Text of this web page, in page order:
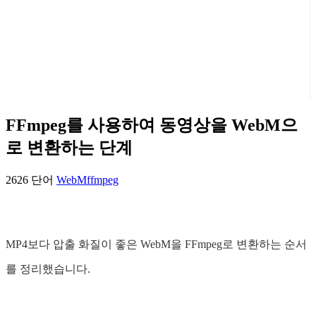
FFmpeg를 사용하여 동영상을 WebM으
로 변환하는 단계
2626 단어 WebMffmpeg
MP4보다 압출 화질이 좋은 WebM을 FFmpeg로 변환하는 순서
를 정리했습니다.